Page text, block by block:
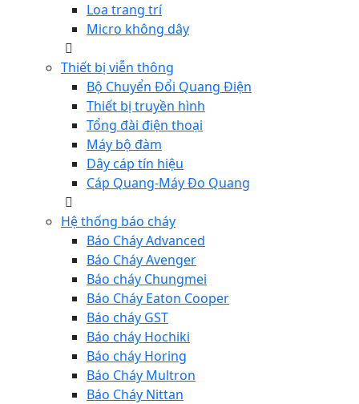
Loa trang trí
Micro không dây
Thiết bị viễn thông
Bộ Chuyển Đổi Quang Điện
Thiết bị truyền hình
Tổng đài điện thoại
Máy bộ đàm
Dây cáp tín hiệu
Cáp Quang-Máy Đo Quang
Hệ thống báo cháy
Báo Cháy Advanced
Báo Cháy Avenger
Báo cháy Chungmei
Báo Cháy Eaton Cooper
Báo cháy GST
Báo cháy Hochiki
Báo cháy Horing
Báo Cháy Multron
Báo Cháy Nittan